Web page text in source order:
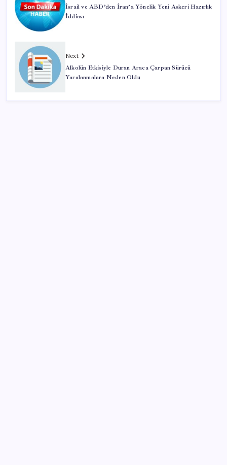
İsrail ve ABD’den İran’a Yönelik Yeni Askeri Hazırlık
İddiası
Next
Alkolün Etkisiyle Duran Araca Çarpan Sürücü
Yaralanmalara Neden Oldu